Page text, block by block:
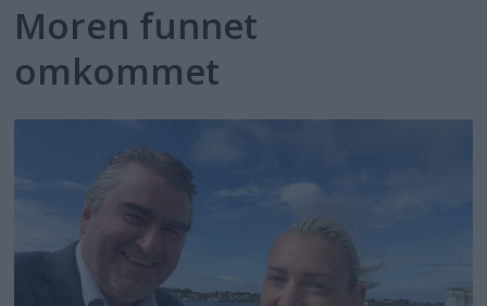
Moren funnet
omkommet